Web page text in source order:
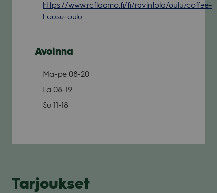
https://www.raflaamo.fi/fi/ravintola/oulu/coffee-
house-oulu
Avoinna
Ma-pe 08-20
La 08-19
Su 11-18
Tarjoukset